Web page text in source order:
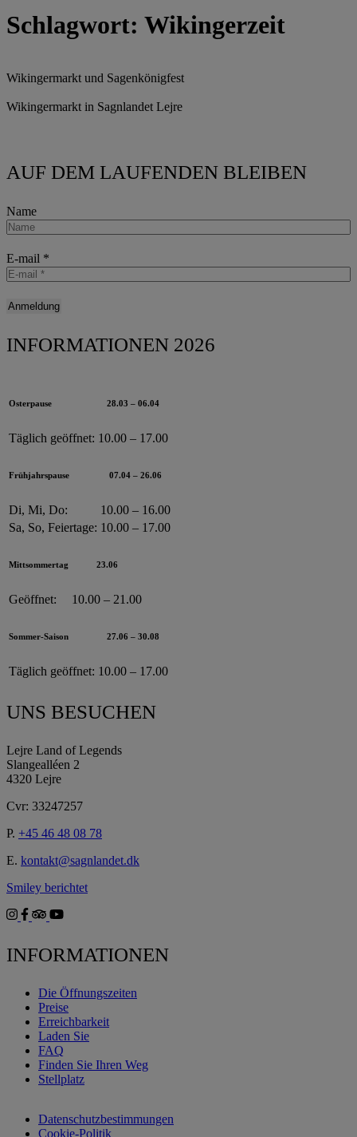
Schlagwort: Wikingerzeit
Wikingermarkt und Sagenkönigfest
Wikingermarkt in Sagnlandet Lejre
AUF DEM LAUFENDEN BLEIBEN
Name
E-mail *
INFORMATIONEN 2026
Osterpause 28.03 – 06.04
Täglich geöffnet: 10.00 – 17.00
Frühjahrspause 07.04 – 26.06
Di, Mi, Do:
10.00 – 16.00
Sa, So, Feiertage: 10.00 – 17.00
Mittsommertag 23.06
Geöffnet: 10.00 – 21.00
Sommer-Saison 27.06 – 30.08
Täglich geöffnet: 10.00 – 17.00
UNS BESUCHEN
Lejre Land of Legends
Slangealléen 2
4320 Lejre
Cvr: 33247257
P. +45 46 48 08 78
E. kontakt@sagnlandet.dk
Smiley berichtet
INFORMATIONEN
Die Öffnungszeiten
Preise
Erreichbarkeit
Laden Sie
FAQ
Finden Sie Ihren Weg
Stellplatz
Datenschutzbestimmungen
Cookie-Politik